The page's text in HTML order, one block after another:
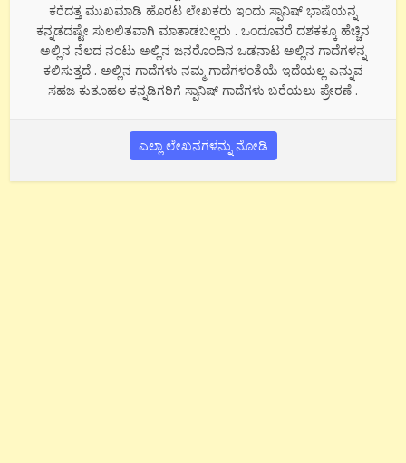
ಕರೆದತ್ತ ಮುಖಮಾಡಿ ಹೊರಟ ಲೇಖಕರು ಇಂದು ಸ್ಪಾನಿಷ್ ಭಾಷೆಯನ್ನ
ಕನ್ನಡದಷ್ಟೇ ಸುಲಲಿತವಾಗಿ ಮಾತಾಡಬಲ್ಲರು . ಒಂದೂವರೆ ದಶಕಕ್ಕೂ ಹೆಚ್ಚಿನ
ಅಲ್ಲಿನ ನೆಲದ ನಂಟು ಅಲ್ಲಿನ ಜನರೊಂದಿನ ಒಡನಾಟ ಅಲ್ಲಿನ ಗಾದೆಗಳನ್ನ
ಕಲಿಸುತ್ತದೆ . ಅಲ್ಲಿನ ಗಾದೆಗಳು ನಮ್ಮ ಗಾದೆಗಳಂತೆಯೆ ಇದೆಯಲ್ಲ ಎನ್ನುವ
ಸಹಜ ಕುತೂಹಲ ಕನ್ನಡಿಗರಿಗೆ ಸ್ಪಾನಿಷ್ ಗಾದೆಗಳು ಬರೆಯಲು ಪ್ರೇರಣೆ .
ಎಲ್ಲಾ ಲೇಖನಗಳನ್ನು ನೋಡಿ